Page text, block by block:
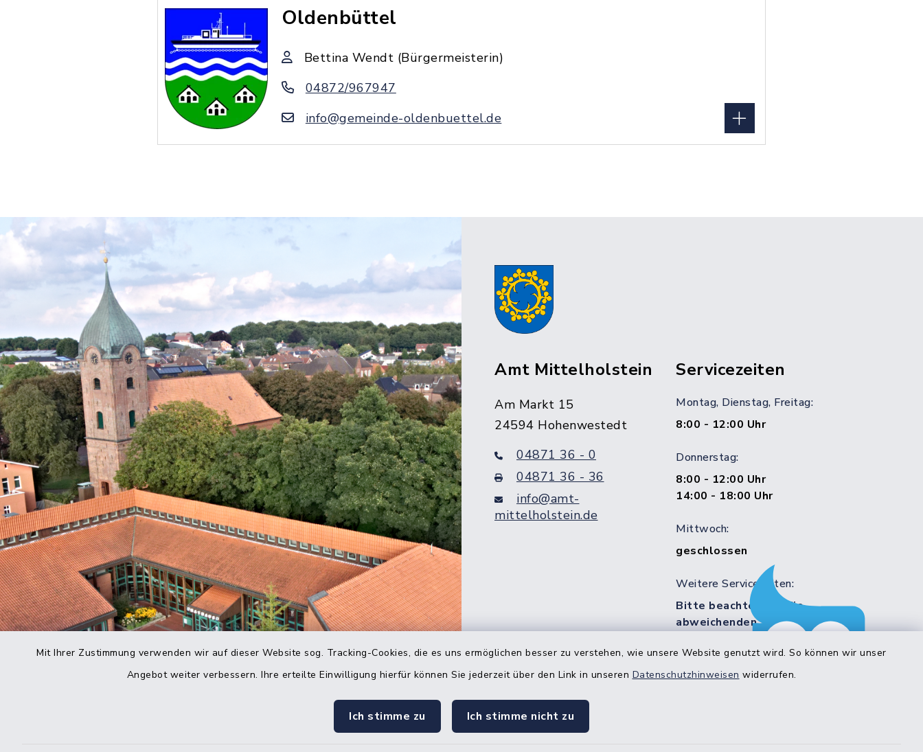
Mit Ihrer Zustimmung verwenden wir auf dieser Website sog. Tracking-Cookies, die es uns ermöglichen besser zu verstehen, wie unsere Website genutzt wird. So können wir unser
Angebot weiter verbessern. Ihre erteilte Einwilligung hierfür können Sie jederzeit über den Link in unseren Datenschutzhinweisen widerrufen.
Ich stimme zu Ich stimme nicht zu
Oldenbüttel
Bettina Wendt (Bürgermeisterin)
04872/967947
info@gemeinde-oldenbuettel.de
Amt Mittelholstein
Am Markt 15
24594 Hohenwestedt
04871 36 - 0
04871 36 - 36
info@amt-
mittelholstein.de
Servicezeiten
Montag, Dienstag, Freitag:
8:00 - 12:00 Uhr
Donnerstag:
8:00 - 12:00 Uhr
14:00 - 18:00 Uhr
Mittwoch:
geschlossen
Weitere Servicezeiten:
Bitte beachten Sie die
abweichenden Sprechzeiten in
Quicklinks
Bürgerbüro Hohenwestedt
Bürgerbüro Aukrug